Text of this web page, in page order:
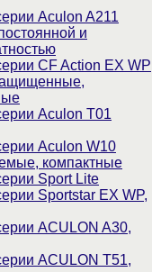
Aculon A211
и
СF Action EX WP
Aculon T01
Aculon W10
компактные
Sport Lite
Sportstar EX WP,
ACULON A30,
ACULON Т51,